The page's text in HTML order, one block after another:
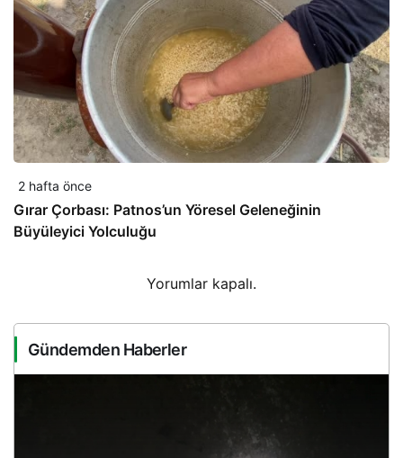
2 hafta önce
Gırar Çorbası: Patnos’un Yöresel Geleneğinin
Büyüleyici Yolculuğu
Yorumlar kapalı.
Gündemden Haberler